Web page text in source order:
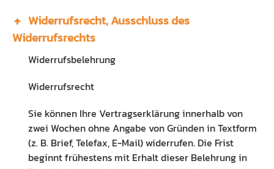
Widerrufsrecht, Ausschluss des
Widerrufsrechts
Widerrufsbelehrung
Widerrufsrecht
Sie können Ihre Vertragserklärung innerhalb von
zwei Wochen ohne Angabe von Gründen in Textform
(z. B. Brief, Telefax, E-Mail) widerrufen. Die Frist
beginnt frühestens mit Erhalt dieser Belehrung in